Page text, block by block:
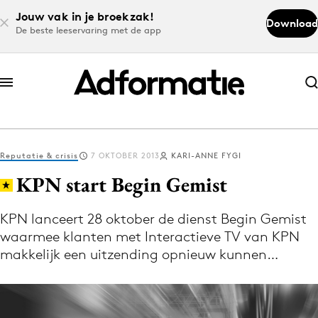
Jouw vak in je broekzak!
De beste leeservaring met de app
Download
Abonneer nu
Abonneer nu
Log in
Download de app
Volg het laatste nieuws via de Adformatie
Nieuws app
Reputatie & crisis 7 OKTOBER 2013 KARI-ANNE FYGI
KPN start Begin Gemist
KPN lanceert 28 oktober de dienst Begin Gemist
waarmee klanten met Interactieve TV van KPN
makkelijk een uitzending opnieuw kunnen…